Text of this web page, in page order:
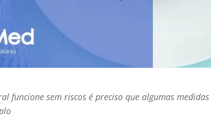
funcione sem riscos é preciso que algumas